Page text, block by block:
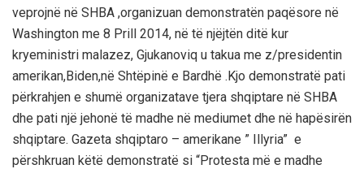
veprojnë në SHBA ,organizuan demonstratën paqësore në
Washington me 8 Prill 2014, në të njëjtën ditë kur
kryeministri malazez, Gjukanoviq u takua me z/presidentin
amerikan,Biden,në Shtëpinë e Bardhë .Kjo demonstratë pati
përkrahjen e shumë organizatave tjera shqiptare në SHBA
dhe pati një jehonë të madhe në mediumet dhe në hapësirën
shqiptare. Gazeta shqiptaro – amerikane ” Illyria” e
përshkruan këtë demonstratë si “Protesta më e madhe